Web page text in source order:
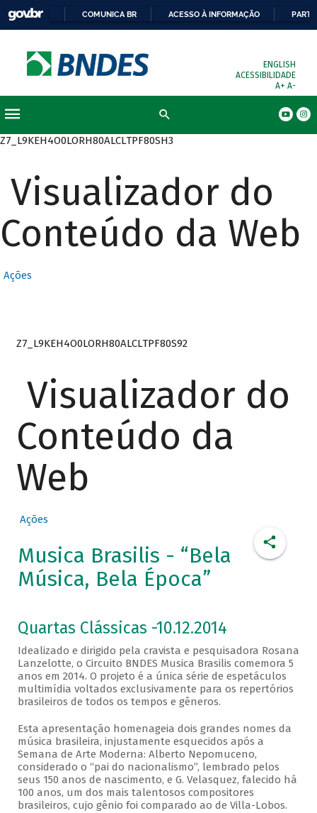
COMUNICA BR ACESSO À INFORMAÇÃO
ENGLISH
ACESSIBILIDADE
A+ A-
Z7_L9KEH4O0LORH80ALCLTPF80SH3
Visualizador do
Conteúdo da Web
Ações
Z7_L9KEH4O0LORH80ALCLTPF80S92
Visualizador do
Conteúdo da
Web
Ações
Musica Brasilis - “Bela
Música, Bela Época”
Quartas Clássicas -10.12.2014
Idealizado e dirigido pela cravista e pesquisadora Rosana
Lanzelotte, o Circuito BNDES Musica Brasilis comemora 5
anos em 2014. O projeto é a única série de espetáculos
multimídia voltados exclusivamente para os repertórios
brasileiros de todos os tempos e gêneros.
Esta apresentação homenageia dois grandes nomes da
música brasileira, injustamente esquecidos após a
Semana de Arte Moderna: Alberto Nepomuceno,
considerado o “pai do nacionalismo”, lembrado pelos
seus 150 anos de nascimento, e G. Velasquez, falecido há
100 anos, um dos mais talentosos compositores
brasileiros, cujo gênio foi comparado ao de Villa-Lobos.